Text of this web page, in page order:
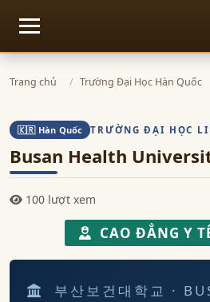
Mở menu
Trang chủ Trường Đại Học Hàn Quốc
🇰🇷 Hàn Quốc TRƯỜNG ĐẠI HỌC
Busan Health
100 lượt xem
CAO ĐẲNG Y
부산보건대학교 ·